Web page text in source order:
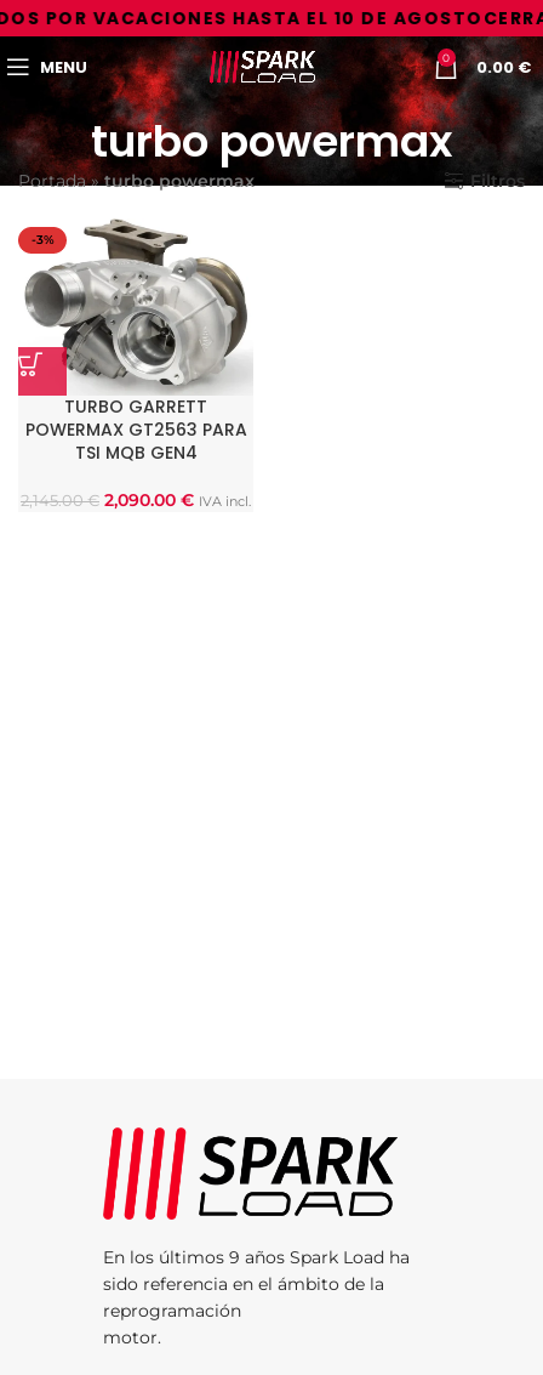
POR VACACIONES HASTA EL 10 DE AGOSTO
MENU 0 0.00€
turbo powermax
Portada»turbo powermax Filtros
-3%
TURBO GARRETT
POWERMAX GT2563 PARA
TSI MQB GEN4
2,145.00€ 2,090.00 € IVA incl.
En los últimos 9 años Spark Load ha
sido referencia en el ámbito de la
reprogramación
motor.